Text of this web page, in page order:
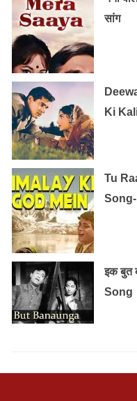
सांग
Ki
Tu
इक बुत
Song